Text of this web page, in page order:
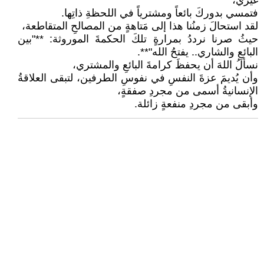
فتمسي بدوركَ بائعاً ومشترياً في اللحظةِ ذاتِها.
لقد استحالَ زمنُنا هذا إلى مَتاهةٍ من المصالحِ المتقاطعة،
حيثُ صرنا نرددُ بمرارةٍ تلكَ الحكمةَ الموروثة: **"بين
البائعِ والشاري.. يفتحُ الله"**.
نسألُ اللهَ أن يحفظَ كرامةَ البائعِ والمشتري،
وأن يُديمَ عزةَ النفسِ في نفوسِ الطرفين، لتبقى العلاقةُ
الإنسانيةُ أسمى من مجردِ صفقةٍ،
وأبقى من مجردِ منفعةٍ زائلة.